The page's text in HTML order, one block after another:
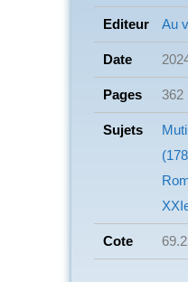
Editeur Au
Date
Pages 362
Sujets
Cote